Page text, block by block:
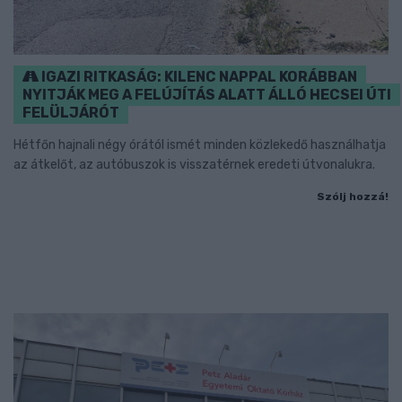
IGAZI RITKASÁG: KILENC NAPPAL KORÁBBAN
NYITJÁK MEG A FELÚJÍTÁS ALATT ÁLLÓ HECSEI ÚTI
FELÜLJÁRÓT
Hétfőn hajnali négy órától ismét minden közlekedő használhatja
az átkelőt, az autóbuszok is visszatérnek eredeti útvonalukra.
Szólj hozzá!